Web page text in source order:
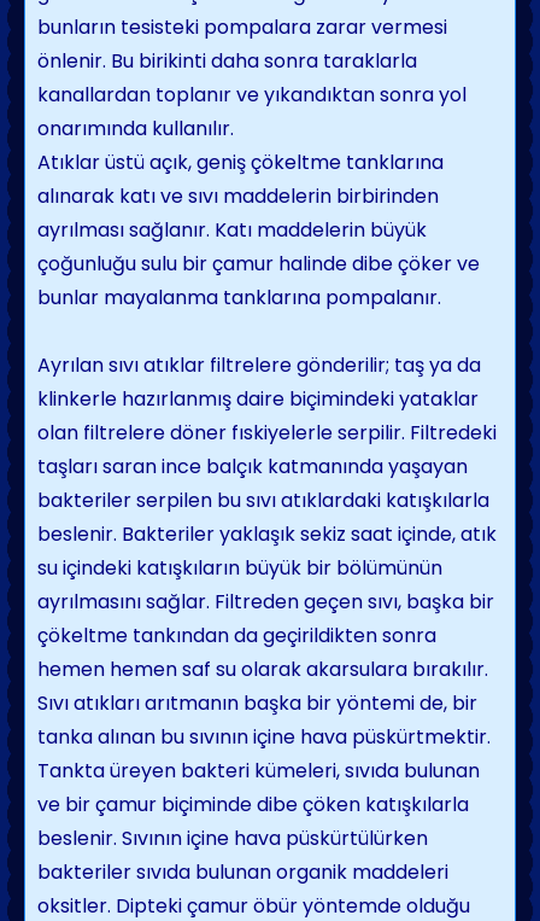
bunların tesisteki pompala­ra zarar vermesi
önlenir. Bu birikinti daha sonra taraklarla
kanallardan toplanır ve yı­kandıktan sonra yol
onarımında kullanılır.
Atıklar üstü açık, geniş çökeltme tankları­na
alınarak katı ve sıvı maddelerin birbirin­den
ayrılması sağlanır. Katı maddelerin bü­yük
çoğunluğu sulu bir çamur halinde dibe çöker ve
bunlar mayalanma tanklarına pom­palanır.
Ayrılan sıvı atıklar filtrelere gönderilir; taş ya da
klinkerle hazırlanmış daire biçimindeki yataklar
olan filtrelere döner fıskiyelerle ser­pilir. Filtredeki
taşları saran ince balçık kat­manında yaşayan
bakteriler serpilen bu sıvı atıklardaki katışkılarla
beslenir. Bakteriler yaklaşık sekiz saat içinde, atık
su içindeki katışkıların büyük bir bölümünün
ayrılmasını sağlar. Filtreden geçen sıvı, başka bir
çökeltme tankından da geçirildikten sonra
hemen hemen saf su olarak akarsulara bıra­kılır.
Sıvı atıkları arıtmanın başka bir yöntemi de, bir
tanka alınan bu sıvının içine hava püskürtmektir.
Tankta üreyen bakteri kümeleri, sıvıda bulunan
ve bir çamur biçiminde dibe çöken katışkılarla
beslenir. Sıvının içine hava püskürtülürken
bakteriler sıvıda bulu­nan organik maddeleri
oksitler. Dipteki ça­mur öbür yöntemde olduğu